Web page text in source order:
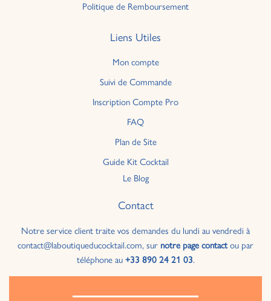
Politique de Remboursement
Liens Utiles
Mon compte
Suivi de Commande
Inscription Compte Pro
FAQ
Plan de Site
Guide Kit Cocktail
Le Blog
Contact
Notre service client traite vos demandes du lundi au vendredi à
contact@laboutiqueducocktail.com, sur notre page contactou par
téléphone au +33 890 24 21 03.